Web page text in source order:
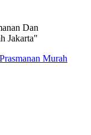
Dan
Jakarta"